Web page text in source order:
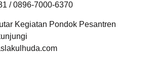
/ 0896-7000-6370
Kegiatan Pondok Pesantren